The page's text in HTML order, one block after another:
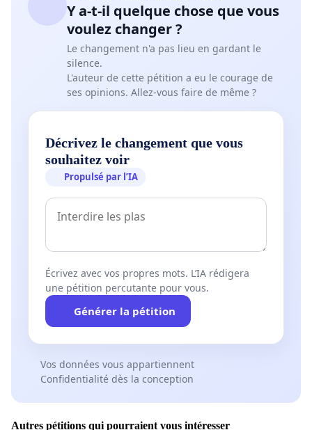
Y a-t-il quelque chose que vous
voulez changer ?
Le changement n'a pas lieu en gardant le
silence.
L'auteur de cette pétition a eu le courage de
ses opinions. Allez-vous faire de même ?
Décrivez le changement que vous
souhaitez voir
Propulsé par l’IA
Écrivez avec vos propres mots. L’IA rédigera
une pétition percutante pour vous.
Générer la pétition
Vos données vous appartiennent
Confidentialité dès la conception
Autres pétitions qui pourraient vous intéresser